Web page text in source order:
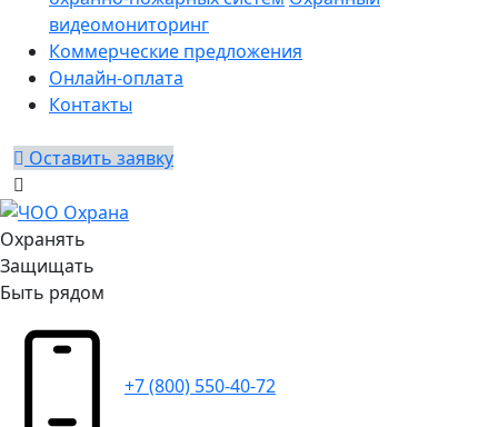
видеомониторинг
Коммерческие предложения
Онлайн-оплата
Контакты
Оставить заявку
Охранять
Защищать
Быть рядом
+7 (800) 550-40-72